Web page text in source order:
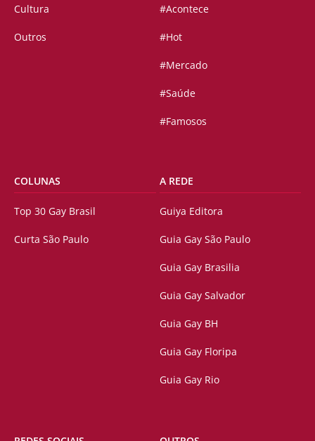
Cultura
Outros
#Acontece
#Hot
#Mercado
#Saúde
#Famosos
COLUNAS
Top 30 Gay Brasil
Curta São Paulo
A REDE
Guiya Editora
Guia Gay São Paulo
Guia Gay Brasilia
Guia Gay Salvador
Guia Gay BH
Guia Gay Floripa
Guia Gay Rio